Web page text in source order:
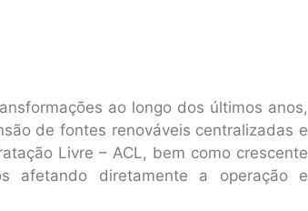
ao longo dos últimos anos,
de fontes renováveis centralizadas e
Livre – ACL, bem como crescente
afetando diretamente a operação e